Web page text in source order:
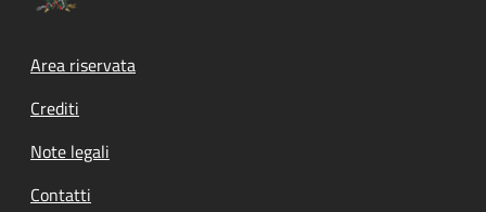
Footer menu
Area riservata
Crediti
Note legali
Contatti